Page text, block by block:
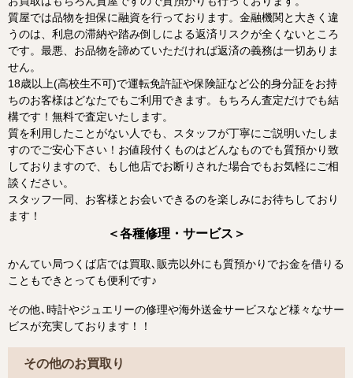
質屋では品物を担保に融資を行っております。金融機関と大きく違
うのは、利息の滞納や踏み倒しによる返済リスクが全くないところ
です。最悪、お品物を諦めていただければ返済の義務は一切ありま
せん。
18歳以上(高校生不可)で運転免許証や保険証など公的身分証をお持
ちのお客様はどなたでもご利用できます。もちろん査定だけでも結
構です！無料で査定いたします。
質を利用したことがない人でも、スタッフが丁寧にご説明いたしま
すのでご安心下さい！お値段付くものはどんなものでも質預かり致
しておりますので、もし他店でお断りされた場合でもお気軽にご相
談ください。
スタッフ一同、お客様とお会いできるのを楽しみにお待ちしており
ます！
＜各種修理・サービス＞
かんてい局つくば店では買取､販売以外にも質預かりでお金を借りる
こともできとっても便利です♪
その他､時計やジュエリーの修理や海外送金サービスなど様々なサー
ビスが充実しております！！
その他のお買取り